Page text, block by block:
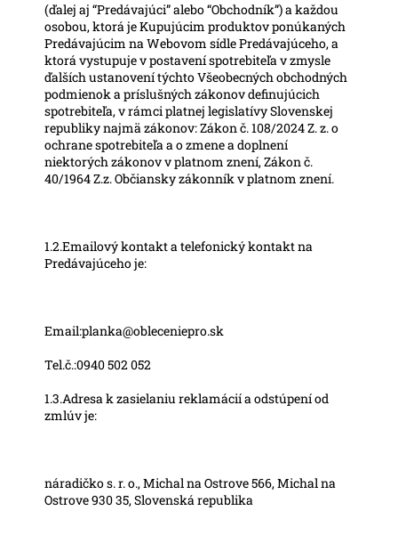
(ďalej aj “Predávajúci” alebo “Obchodník”) a každou
osobou, ktorá je Kupujúcim produktov ponúkaných
Predávajúcim na Webovom sídle Predávajúceho, a
ktorá vystupuje v postavení spotrebiteľa v zmysle
ďalších ustanovení týchto Všeobecných obchodných
podmienok a príslušných zákonov definujúcich
spotrebiteľa, v rámci platnej legislatívy Slovenskej
republiky najmä zákonov: Zákon č. 108/2024 Z. z. o
ochrane spotrebiteľa a o zmene a doplnení
niektorých zákonov v platnom znení, Zákon č.
40/1964 Z.z. Občiansky zákonník v platnom znení.
1.2.Emailový kontakt a telefonický kontakt na
Predávajúceho je:
Email:planka@obleceniepro.sk
Tel.č.:0940 502 052
1.3.Adresa k zasielaniu reklamácií a odstúpení od
zmlúv je:
náradičko s. r. o., Michal na Ostrove 566, Michal na
Ostrove 930 35, Slovenská republika